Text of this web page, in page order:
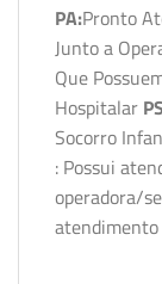
PA:Pronto
Junto a
Que
Hospitalar
Socorro
: Possui
operadora/
atendimento